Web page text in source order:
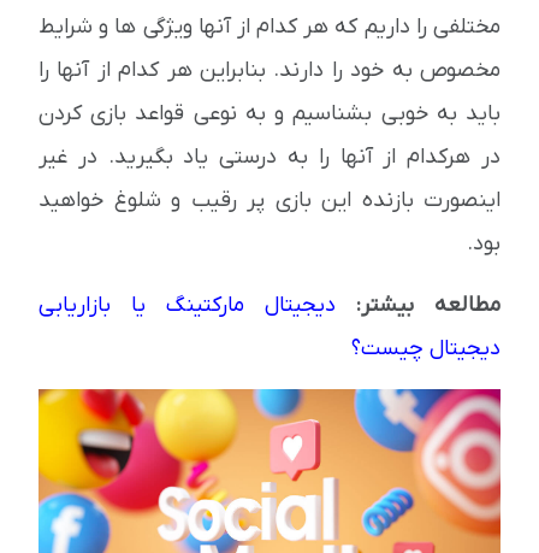
مختلفی را داریم که هر کدام از آنها ویژگی ها و شرایط
مخصوص به خود را دارند. بنابراین هر کدام از آنها را
باید به خوبی بشناسیم و به نوعی قواعد بازی کردن
در هرکدام از آنها را به درستی یاد بگیرید. در غیر
اینصورت بازنده این بازی پر رقیب و شلوغ خواهید
بود.
مطالعه بیشتر:
دیجیتال مارکتینگ یا بازاریابی
دیجیتال چیست؟